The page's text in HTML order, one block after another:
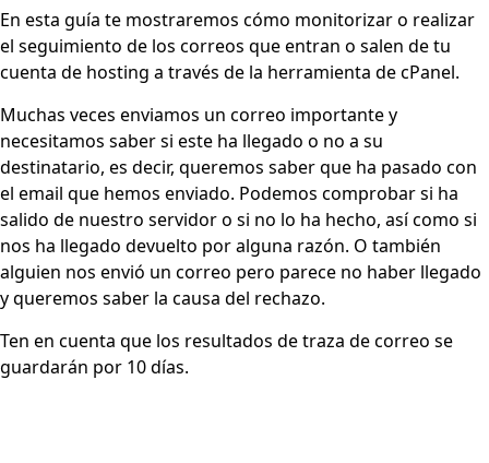
En esta guía te mostraremos cómo monitorizar o realizar
el seguimiento de los correos que entran o salen de tu
cuenta de hosting a través de la herramienta de cPanel.
Muchas veces enviamos un correo importante y
necesitamos saber si este ha llegado o no a su
destinatario, es decir, queremos saber que ha pasado con
el email que hemos enviado. Podemos comprobar si ha
salido de nuestro servidor o si no lo ha hecho, así como si
nos ha llegado devuelto por alguna razón. O también
alguien nos envió un correo pero parece no haber llegado
y queremos saber la causa del rechazo.
Ten en cuenta que los resultados de traza de correo se
guardarán por 10 días.